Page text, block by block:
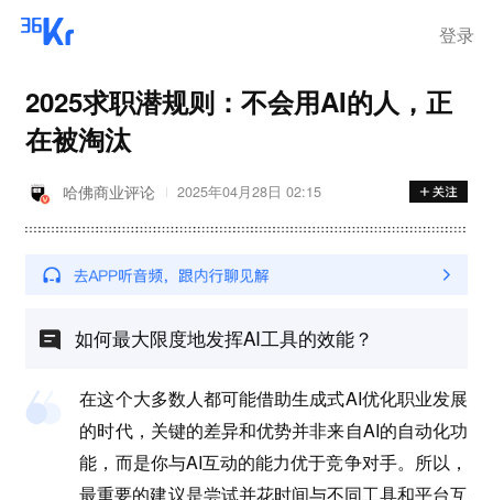
登录
2025求职潜规则：不会用AI的人，正
在被淘汰
哈佛商业评论 2025年04月28日 02:15
如何最大限度地发挥AI工具的效能？
在这个大多数人都可能借助生成式AI优化职业发展
的时代，关键的差异和优势并非来自AI的自动化功
能，而是你与AI互动的能力优于竞争对手。所以，
最重要的建议是尝试并花时间与不同工具和平台互